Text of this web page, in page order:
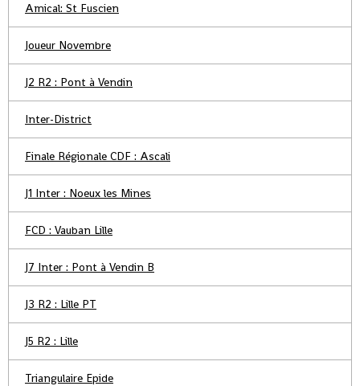
Amical: St Fuscien
Joueur Novembre
J2 R2 : Pont à Vendin
Inter-District
Finale Régionale CDF : Ascali
J1 Inter : Noeux les Mines
FCD : Vauban Lille
J7 Inter : Pont à Vendin B
J3 R2 : Lille PT
J5 R2 : Lille
Triangulaire Epide